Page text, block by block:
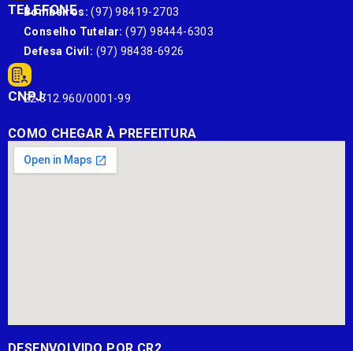
TELEFONE
Bombeiros: (97) 98419-2703
Conselho Tutelar: (97) 98444-6303
Defesa Civil: (97) 98438-6926
CNPJ:
22.812.960/0001-99
COMO CHEGAR À PREFEITURA